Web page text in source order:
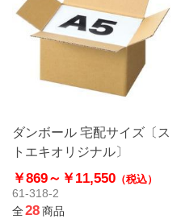
ダンボール 宅配サイズ〔ス
トエキオリジナル〕
￥869～ ￥11,550 （税込）
61-318-2
全28商品